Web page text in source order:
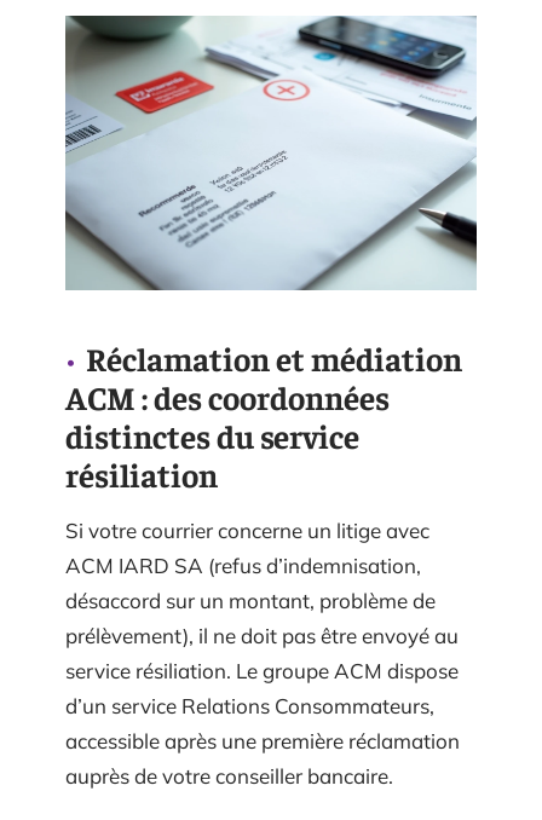
Réclamation et médiation
ACM : des coordonnées
distinctes du service
résiliation
Si votre courrier concerne un litige avec
ACM IARD SA (refus d’indemnisation,
désaccord sur un montant, problème de
prélèvement), il ne doit pas être envoyé au
service résiliation. Le groupe ACM dispose
d’un service Relations Consommateurs,
accessible après une première réclamation
auprès de votre conseiller bancaire.